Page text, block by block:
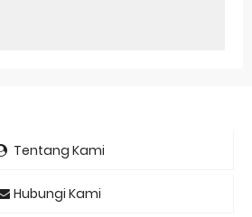
Tentang Kami
Hubungi Kami